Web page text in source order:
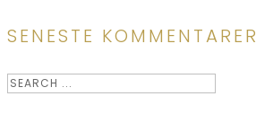
SENESTE KOMMENTARER